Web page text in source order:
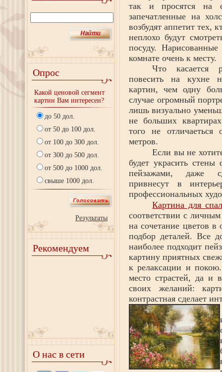
Опрос
Какой ценовой сегмент
картин Вам интересен?
до 50 дол.
от 50 до 100 дол.
от 100 до 300 дол.
от 300 до 500 дол.
от 500 до 1000 дол.
свыше 1000 дол.
Результаты
Рекомендуем
О нас в сети
так и просятся на
запечатленные на
возбудят аппетит тех,
неплохо будут
посуду.
комнате очень к месту.
Что касается
повесить на кухне
картин, чем одну
случае огромный
лишь визуально
не больших
того не отличаеться
метров.
Если вы не
будет украсить
пейзажами, даже
привнесут в
профессиональных
Картина для
соответствии с
на сочетание цветов
подбор деталей. Все
наиболее подходит
картину приятных
к релаксации и
место страстей, да и
своих желаний:
контрастная сделает